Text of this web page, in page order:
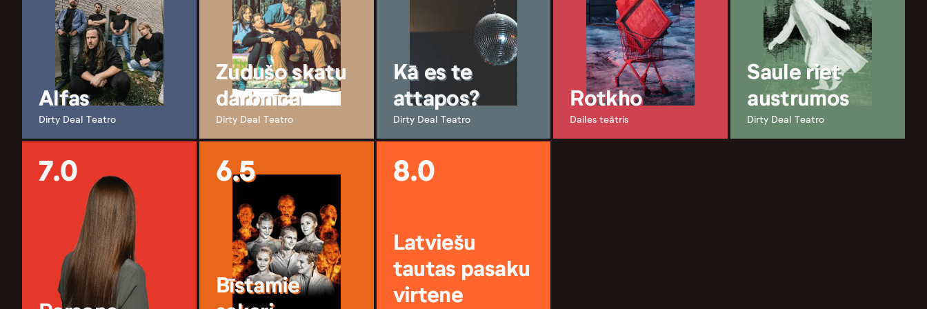
Alfas
Dirty Deal Teatro
Zudušo skatu
darbnīca
Dirty Deal Teatro
Kā es te
attapos?
Dirty Deal Teatro
Rotkho
Dailes teātris
Saule riet
austrumos
Dirty Deal Teatro
7.0 6.5
Bīstamie
8.0
Latviešu
tautas pasaku
virtene